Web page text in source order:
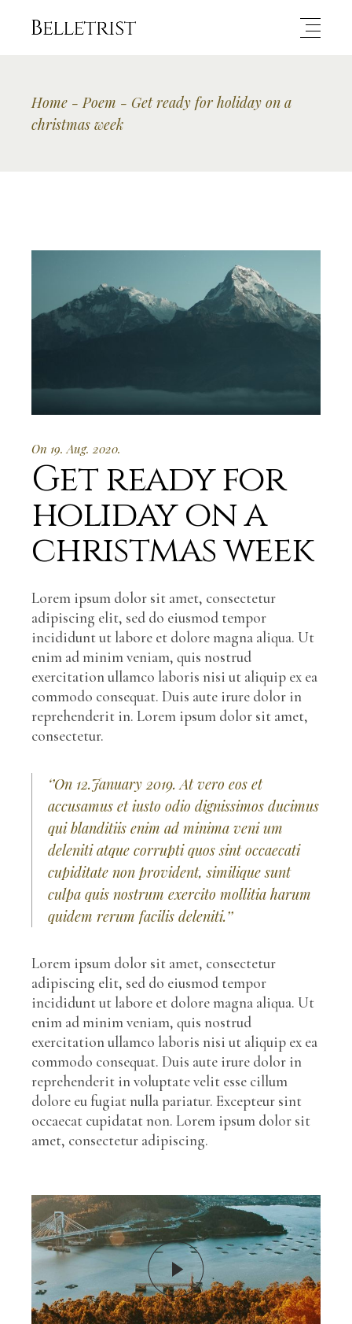
Home Poem
Get ready for holiday on a
christmas week
On 19. Aug. 2020.
Get ready for
holiday on a
christmas week
Lorem ipsum dolor sit amet, consectetur
adipiscing elit, sed do eiusmod tempor
incididunt ut labore et dolore magna aliqua. Ut
enim ad minim veniam, quis nostrud
exercitation ullamco laboris nisi ut aliquip ex ea
commodo consequat. Duis aute irure dolor in
reprehenderit in. Lorem ipsum dolor sit amet,
consectetur.
‘’On 12.January 2019. At vero eos et
accusamus et iusto odio dignissimos ducimus
qui blanditiis enim ad minima veni um
deleniti atque corrupti quos sint occaecati
cupiditate non provident, similique sunt
culpa quis nostrum exercito mollitia harum
quidem rerum facilis deleniti.’’
Lorem ipsum dolor sit amet, consectetur
adipiscing elit, sed do eiusmod tempor
incididunt ut labore et dolore magna aliqua. Ut
enim ad minim veniam, quis nostrud
exercitation ullamco laboris nisi ut aliquip ex ea
commodo consequat. Duis aute irure dolor in
reprehenderit in voluptate velit esse cillum
dolore eu fugiat nulla pariatur. Excepteur sint
occaecat cupidatat non. Lorem ipsum dolor sit
amet, consectetur adipiscing.